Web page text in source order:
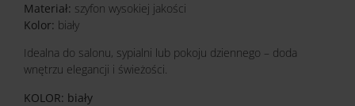
Materiał: szyfon wysokiej jakości
Kolor: biały
Idealna do salonu, sypialni lub pokoju dziennego – doda
wnętrzu elegancji i świeżości.
KOLOR: biały